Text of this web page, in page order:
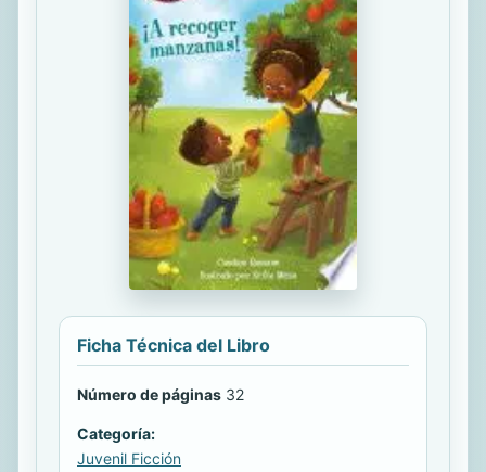
Ficha Técnica del Libro
Número de páginas 32
Categoría:
Juvenil Ficción